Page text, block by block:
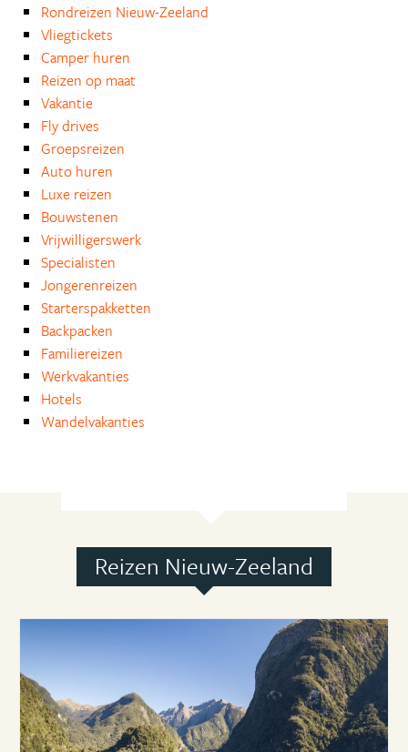
Rondreizen Nieuw-Zeeland
Vliegtickets
Camper huren
Reizen op maat
Vakantie
Fly drives
Groepsreizen
Auto huren
Luxe reizen
Bouwstenen
Vrijwilligerswerk
Specialisten
Jongerenreizen
Starterspakketten
Backpacken
Familiereizen
Werkvakanties
Hotels
Wandelvakanties
Reizen Nieuw-Zeeland